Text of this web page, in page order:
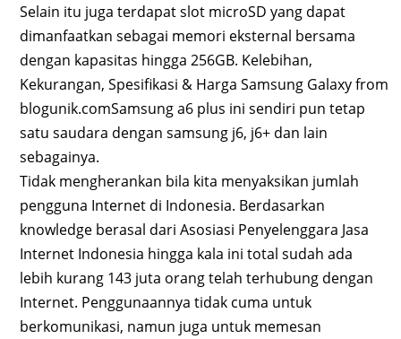
Selain itu juga terdapat slot microSD yang dapat
dimanfaatkan sebagai memori eksternal bersama
dengan kapasitas hingga 256GB. Kelebihan,
Kekurangan, Spesifikasi & Harga Samsung Galaxy from
blogunik.comSamsung a6 plus ini sendiri pun tetap
satu saudara dengan samsung j6, j6+ dan lain
sebagainya.
Tidak mengherankan bila kita menyaksikan jumlah
pengguna Internet di Indonesia. Berdasarkan
knowledge berasal dari Asosiasi Penyelenggara Jasa
Internet Indonesia hingga kala ini total sudah ada
lebih kurang 143 juta orang telah terhubung dengan
Internet. Penggunaannya tidak cuma untuk
berkomunikasi, namun juga untuk memesan